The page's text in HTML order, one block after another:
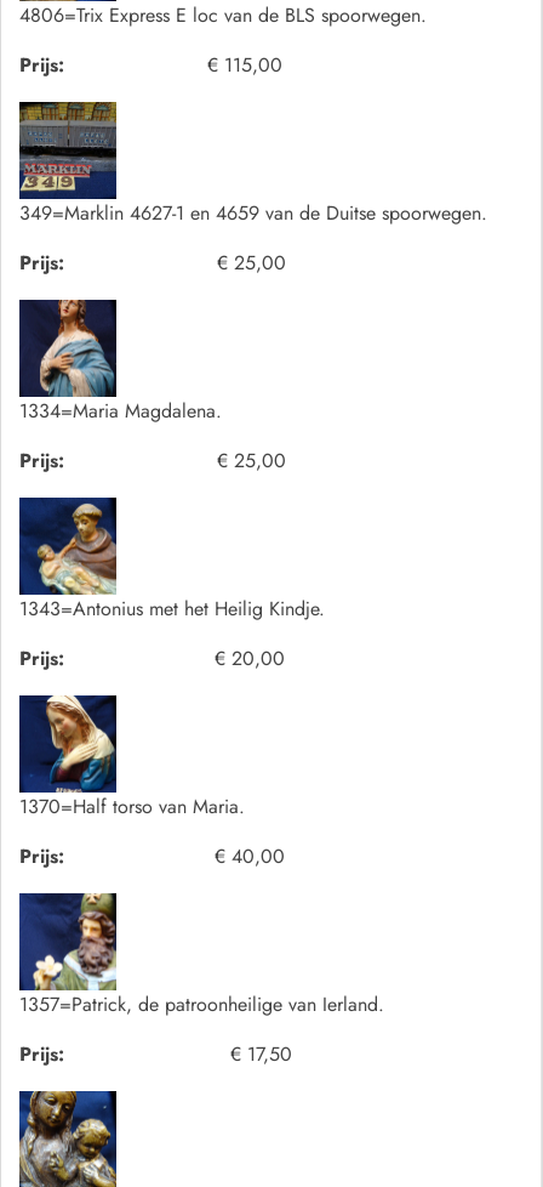
4806=Trix Express E loc van de BLS spoorwegen.
Prijs:
€ 115,00
349=Marklin 4627-1 en 4659 van de Duitse spoorwegen.
Prijs:
€ 25,00
1334=Maria Magdalena.
Prijs:
€ 25,00
1343=Antonius met het Heilig Kindje.
Prijs:
€ 20,00
1370=Half torso van Maria.
Prijs:
€ 40,00
1357=Patrick, de patroonheilige van Ierland.
Prijs:
€ 17,50